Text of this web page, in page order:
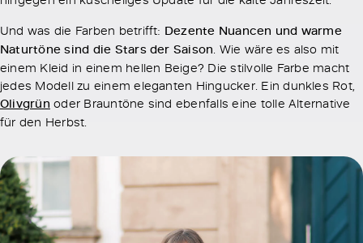
Und was die Farben betrifft: Dezente Nuancen und warme
Naturtöne sind die Stars der Saison. Wie wäre es also mit
einem Kleid in einem hellen Beige? Die stilvolle Farbe macht
jedes Modell zu einem eleganten Hingucker. Ein dunkles Rot,
Olivgrün oder Brauntöne sind ebenfalls eine tolle Alternative
für den Herbst.